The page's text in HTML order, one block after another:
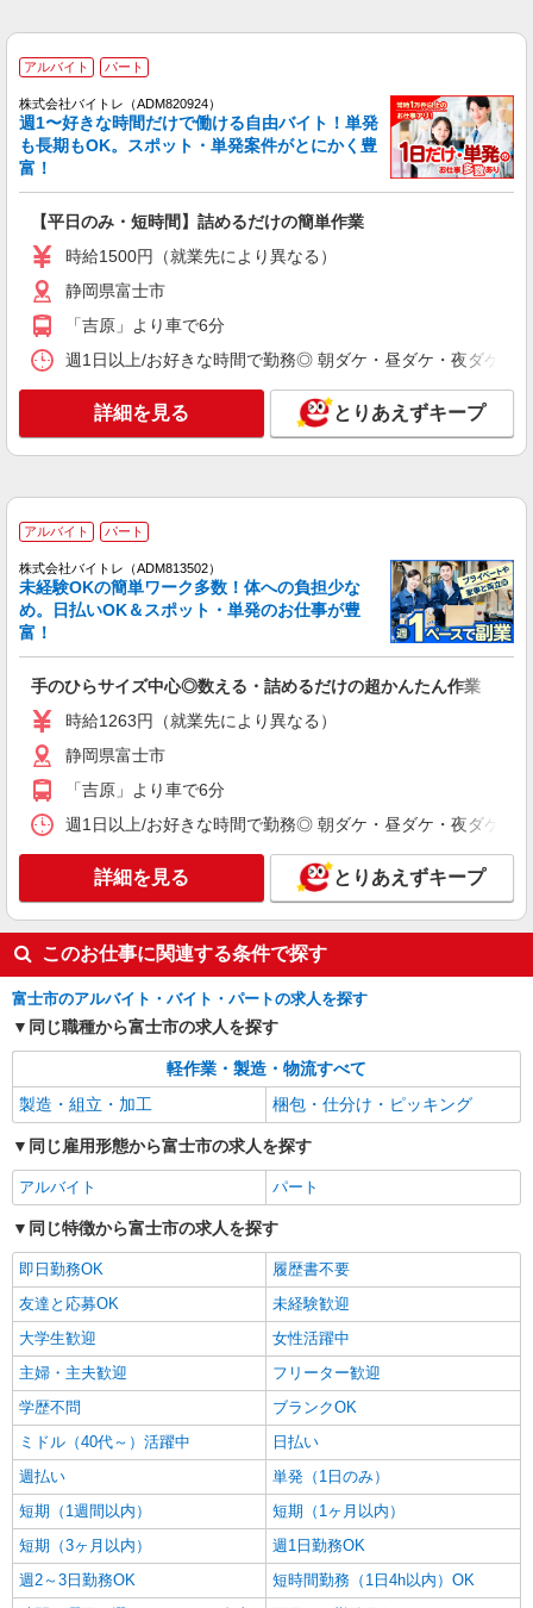
派遣社員
東洋実業株式会社
顔料製造スタッフ
月給196,000円〜217,000円 ※一律業務手当
よる ※固定残業代なし ※試用期間3ヶ月は日給
円 食事手当 230円/日 家族手当 （配）7,000
円・（子）3,000円 住宅手当 10,000円（借家の
【トーヨーカラー株式会社 富士製造所】 静
岡県富士市天間400
キープ
契約社員
倉庫管理業務
月給218,400円 ＜月収例＞ 残業20ｈ、深夜60
ｈの場合 285,025円＝218,400円（20日勤務相当）
キープ
アルバイト パート
ロジスティード中部株式会社
時給1,100円 【月収例】フルタイム残業20ｈの
場合 179,520円（20.4日勤務/月）+27,500（残業
20ｈ）＝207,020円+その他手当 ※その他手当（深
静岡県富士市大淵字垣ノ内3177-1
キープ
派遣社員
株式会社テクノ・サービス/お仕事No/0909506
製造設備オペレーター
時給1500円交通費全額支給
静岡県富士市 ＊車通勤OK
キープ 詳細を見る
派遣社員
株式会社テクノ・サービス/お仕事No/0915987
機械オペレーター業務
時給1350円交通費全額支給
静岡県富士市 ＊車・バイク通勤OK
キープ
アルバイト パート
株式会社バイトレ（ADM820924）
週1〜好きな時間だけで働ける自由バイト！単発
も長期もOK。スポット・単発案件がとにかく豊
富！
【平日のみ・短時間】詰めるだけの簡単作業
時給1500円（就業先により異なる）
静岡県富士市
「吉原」より車で6分
週1日以上/お好きな時間で勤務◎ 朝ダケ・昼ダケ・夜ダケ・
詳細を見る とりあえずキープ
アルバイト パート
株式会社バイトレ（ADM813502）
未経験OKの簡単ワーク多数！体への負担少な
め。日払いOK＆スポット・単発のお仕事が豊
富！
手のひらサイズ中心◎数える・詰めるだけの超かんたん作業
時給1263円（就業先により異なる）
静岡県富士市
「吉原」より車で6分
週1日以上/お好きな時間で勤務◎ 朝ダケ・昼ダケ・夜ダケ・
詳細を見る とりあえずキープ
このお仕事に関連する条件で探す
富士市のアルバイト・バイト・パートの求人を探す
同じ職種から富士市の求人を探す
軽作業・製造・物流すべて
製造・組立・加工
梱包・仕分け・ピッキング
同じ雇用形態から富士市の求人を探す
アルバイト パート
同じ特徴から富士市の求人を探す
即日勤務OK
履歴書不要
友達と応募OK
未経験歓迎
大学生歓迎
女性活躍中
主婦・主夫歓迎
フリーター歓迎
学歴不問
ブランクOK
ミドル（40代～）活躍中
日払い
週払い
単発（1日のみ）
短期（1週間以内）
短期（1ヶ月以内）
短期（3ヶ月以内）
週1日勤務OK
週2～3日勤務OK
短時間勤務（1日4h以内）OK